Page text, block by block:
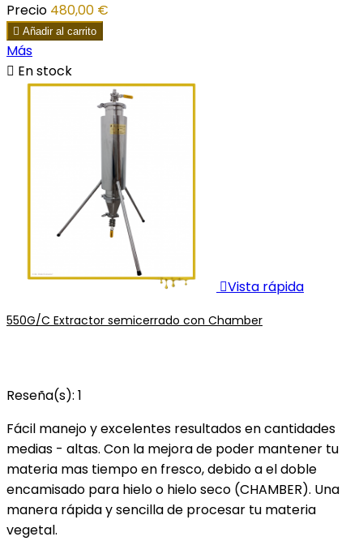
Precio 480,00 €
 Añadir al carrito
Más
 En stock
Vista rápida
550G/C Extractor semicerrado con Chamber
Reseña(s): 1
Fácil manejo y excelentes resultados en cantidades
medias - altas. Con la mejora de poder mantener tu
materia mas tiempo en fresco, debido a el doble
encamisado para hielo o hielo seco (CHAMBER). Una
manera rápida y sencilla de procesar tu materia
vegetal.